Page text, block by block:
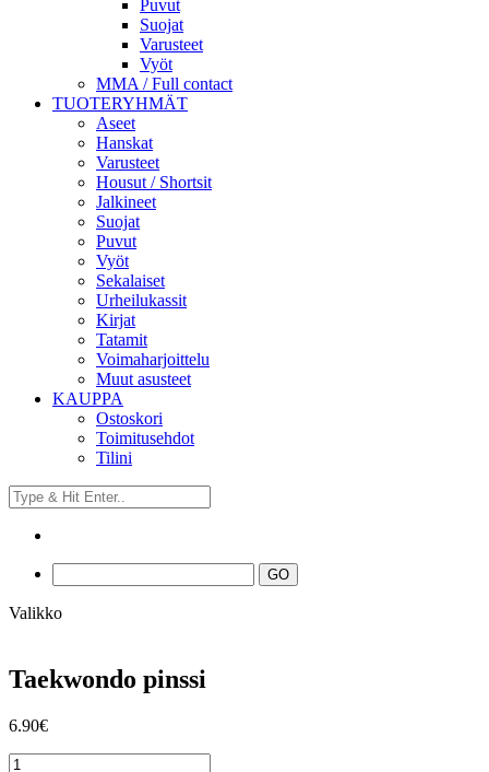
Puvut
Suojat
Varusteet
Vyöt
MMA / Full contact
TUOTERYHMÄT
Aseet
Hanskat
Varusteet
Housut / Shortsit
Jalkineet
Suojat
Puvut
Vyöt
Sekalaiset
Urheilukassit
Kirjat
Tatamit
Voimaharjoittelu
Muut asusteet
KAUPPA
Ostoskori
Toimitusehdot
Tilini
Valikko
Taekwondo pinssi
6.90€
Taekwondo